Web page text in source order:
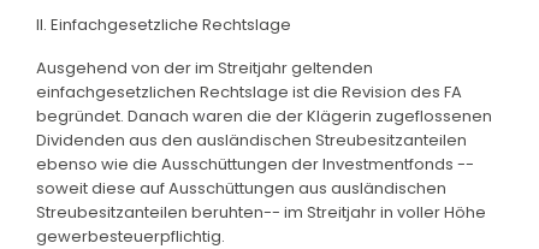
II. Einfachgesetzliche Rechtslage
Ausgehend von der im Streitjahr geltenden
einfachgesetzlichen Rechtslage ist die Revision des FA
begründet. Danach waren die der Klägerin zugeflossenen
Dividenden aus den ausländischen Streubesitzanteilen
ebenso wie die Ausschüttungen der Investmentfonds --
soweit diese auf Ausschüttungen aus ausländischen
Streubesitzanteilen beruhten-- im Streitjahr in voller Höhe
gewerbesteuerpflichtig.